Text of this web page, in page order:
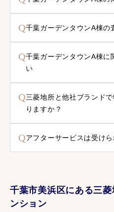
Q千葉ガーデンタウンA棟の
Q千葉ガーデンタウンA棟に
い
Q三菱地所と他社ブランド
りますか？
Qアフターサービスは受けら
千葉市美浜区にある三
ンション